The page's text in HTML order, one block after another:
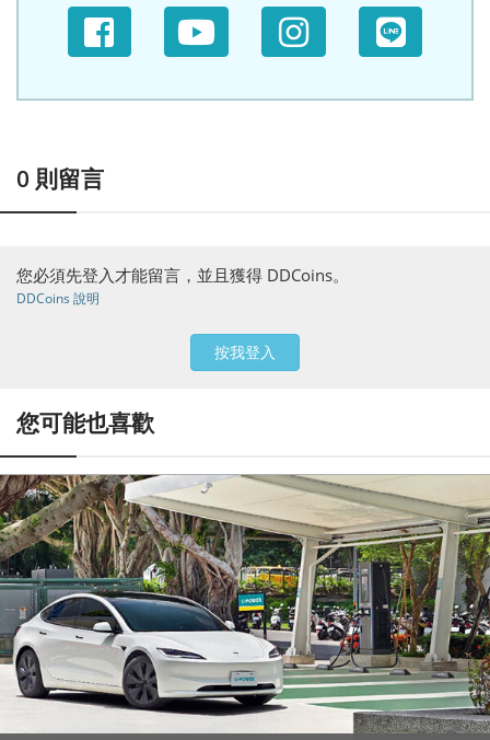
0 則留言
您必須先登入才能留言，並且獲得 DDCoins。
DDCoins 說明
按我登入
您可能也喜歡